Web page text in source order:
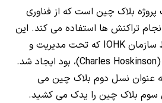
پروژه بلاک چین است که از فناوری
تراکنش ها استفاده می کند. این
رمزارز برای اولین بار توسط سازمان IOHK که تحت مدیریت و
رهبری چارلز هوسکینسون (Charles Hoskinson)، بود ایجاد شد.
عنوان نسل دوم بلاک چین می
سوم بلاک چین را یدک می کشید.